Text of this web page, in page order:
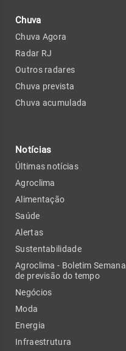
Chuva
Chuva Agora
Radar RJ
Outros radares
Chuva prevista
Chuva acumulada
Notícias
Últimas notícias
Agroclima
Alimentação
Saúde
Alertas
Sustentabilidade
Agroclima - Boletim Semanal
de previsão do tempo
Negócios
Moda
Energia
Infraestrutura